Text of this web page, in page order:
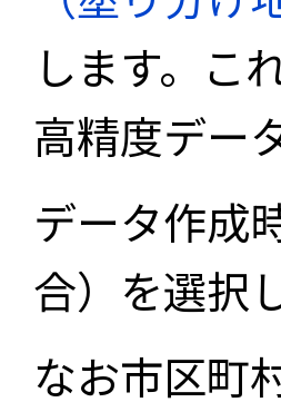
します。こ
高精度デー
データ作成
合）を選択
なお市区町